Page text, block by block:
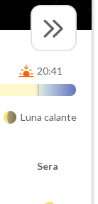
20:41
Luna calante
Sera